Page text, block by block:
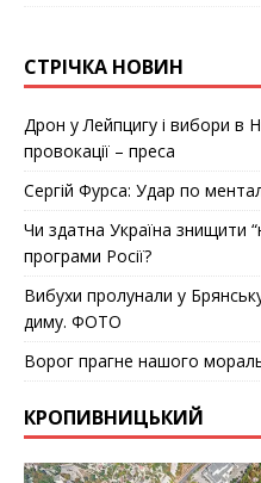
СТРІЧКА НОВИН
Дрон у Лейпцигу і вибори в
провокації – преса
Сергій Фурса: Удар по
Чи здатна Україна знищити
програми Росії?
Вибухи пролунали у
диму. ФОТО
Ворог прагне нашого
КРОПИВНИЦЬКИЙ